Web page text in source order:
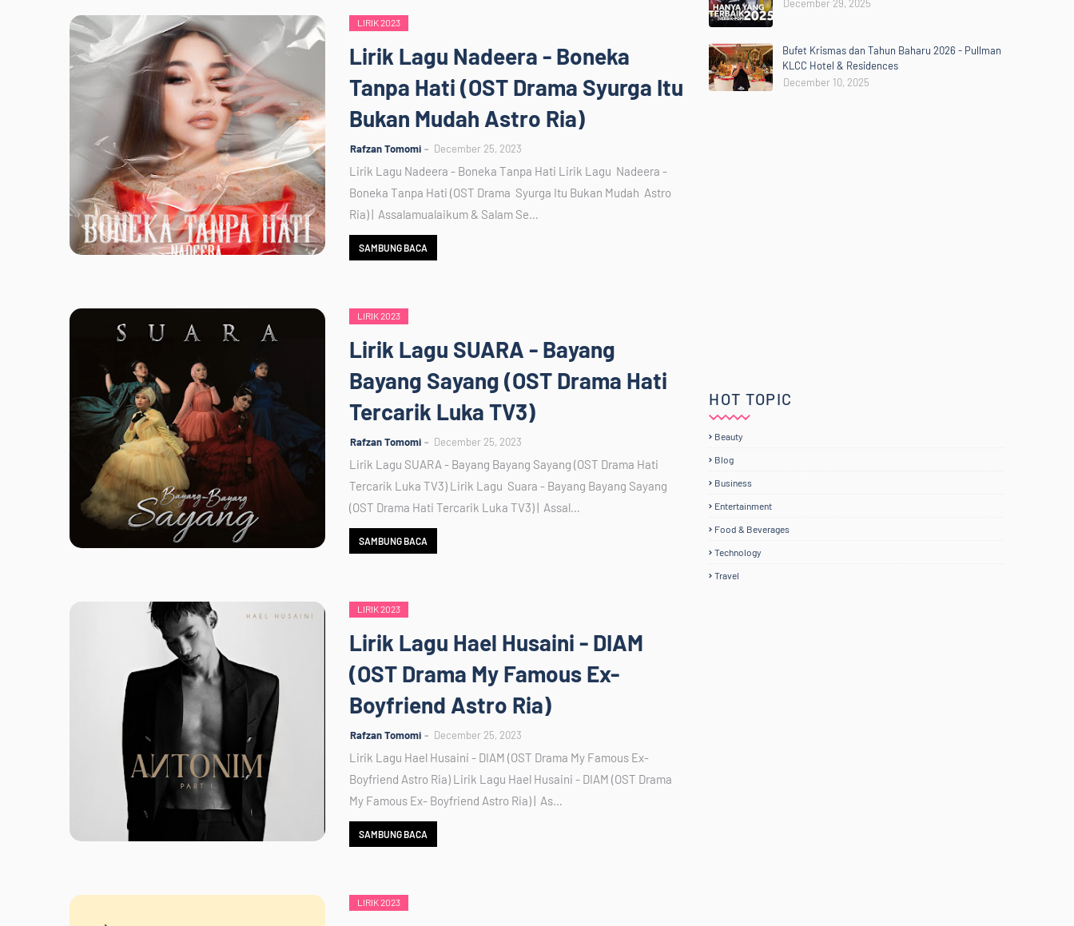
LIRIK 2023
Lirik Lagu Nadeera - Boneka
Tanpa Hati (OST Drama Syurga Itu
Bukan Mudah Astro Ria)
Rafzan Tomomi December 25, 2023
Lirik Lagu Nadeera - Boneka Tanpa Hati Lirik Lagu Nadeera -
Boneka Tanpa Hati (OST Drama Syurga Itu Bukan Mudah Astro
Ria) | Assalamualaikum & Salam Se…
SAMBUNG BACA
LIRIK 2023
Lirik Lagu SUARA - Bayang
Bayang Sayang (OST Drama Hati
Tercarik Luka TV3)
Rafzan Tomomi December 25, 2023
Lirik Lagu SUARA - Bayang Bayang Sayang (OST Drama Hati
Tercarik Luka TV3) Lirik Lagu Suara - Bayang Bayang Sayang
(OST Drama Hati Tercarik Luka TV3) | Assal…
SAMBUNG BACA
LIRIK 2023
Lirik Lagu Hael Husaini - DIAM
(OST Drama My Famous Ex-
Boyfriend Astro Ria)
Rafzan Tomomi December 25, 2023
Lirik Lagu Hael Husaini - DIAM (OST Drama My Famous Ex-
Boyfriend Astro Ria) Lirik Lagu Hael Husaini - DIAM (OST Drama
My Famous Ex- Boyfriend Astro Ria) | As…
SAMBUNG BACA
LIRIK 2023
December 29, 2025
Bufet Krismas dan Tahun Baharu 2026 - Pullman
KLCC Hotel & Residences
December 10, 2025
HOT TOPIC
Beauty
Blog
Business
Entertainment
Food & Beverages
Technology
Travel